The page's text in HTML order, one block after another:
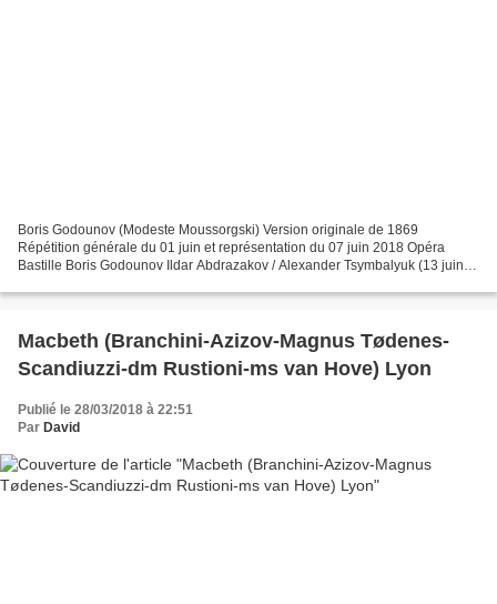
Boris Godounov (Modeste Moussorgski) Version originale de 1869
Répétition générale du 01 juin et représentation du 07 juin 2018 Opéra
Bastille Boris Godounov Ildar Abdrazakov / Alexander Tsymbalyuk (13 juin -
Macbeth (Branchini-Azizov-Magnus Tødenes-
Scandiuzzi-dm Rustioni-ms van Hove) Lyon
Publié le 28/03/2018 à 22:51
Par David